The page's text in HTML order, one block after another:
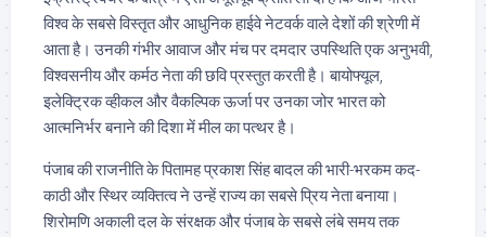
विश्व के सबसे विस्तृत और आधुनिक हाईवे नेटवर्क वाले देशों की श्रेणी में
आता है। उनकी गंभीर आवाज और मंच पर दमदार उपस्थिति एक अनुभवी,
विश्वसनीय और कर्मठ नेता की छवि प्रस्तुत करती है। बायोफ्यूल,
इलेक्ट्रिक व्हीकल और वैकल्पिक ऊर्जा पर उनका जोर भारत को
आत्मनिर्भर बनाने की दिशा में मील का पत्थर है।
पंजाब की राजनीति के पितामह प्रकाश सिंह बादल की भारी-भरकम कद-
काठी और स्थिर व्यक्तित्व ने उन्हें राज्य का सबसे प्रिय नेता बनाया।
शिरोमणि अकाली दल के संरक्षक और पंजाब के सबसे लंबे समय तक